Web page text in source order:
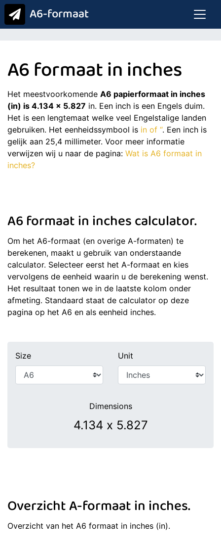
A6-formaat
A6 formaat in inches
Het meestvoorkomende A6 papierformaat in inches
(in) is 4.134 x 5.827 in. Een inch is een Engels duim.
Het is een lengtemaat welke veel Engelstalige landen
gebruiken. Het eenheidssymbool is in of “. Een inch is
gelijk aan 25,4 millimeter. Voor meer informatie
verwijzen wij u naar de pagina: Wat is A6 formaat in
inches?
A6 formaat in inches calculator.
Om het A6-formaat (en overige A-formaten) te
berekenen, maakt u gebruik van onderstaande
calculator. Selecteer eerst het A-formaat en kies
vervolgens de eenheid waarin u de berekening wenst.
Het resultaat tonen we in de laatste kolom onder
afmeting. Standaard staat de calculator op deze
pagina op het A6 en als eenheid inches.
Size Unit
Dimensions
Overzicht A-formaat in inches.
Overzicht van het A6 formaat in inches (in).